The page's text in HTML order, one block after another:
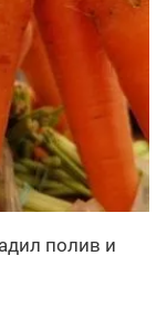
полив и